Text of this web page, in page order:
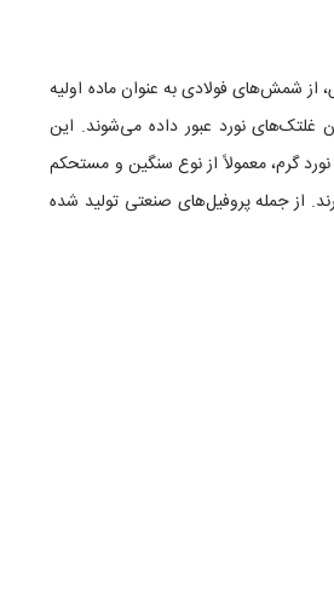
از شمش‌های فولادیبه عنوان ماده اولیه
غلتک‌های نورد عبور داده می‌شوند. این
گرم، معمولاً از نوع سنگین و مستحکم
از جمله پروفیل‌های صنعتی تولید شده